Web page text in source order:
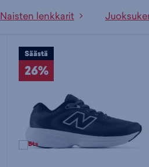
Naisten lenkkarit
Säästä
26%